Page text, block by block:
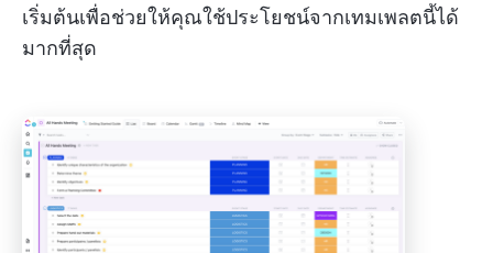
เริ่มต้นเพื่อช่วยให้คุณใช้ประโยชน์จากเทมเพลตนี้ได้
มากที่สุด